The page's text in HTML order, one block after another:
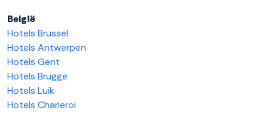
België
Hotels Brussel
Hotels Antwerpen
Hotels Gent
Hotels Brugge
Hotels Luik
Hotels Charleroi